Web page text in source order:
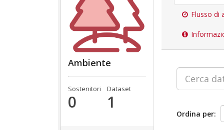
Ambiente
Sostenitori
0
Dataset
1
Flusso di
Ordina per